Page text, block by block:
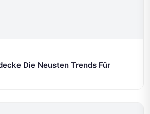
Die Neusten Trends Für